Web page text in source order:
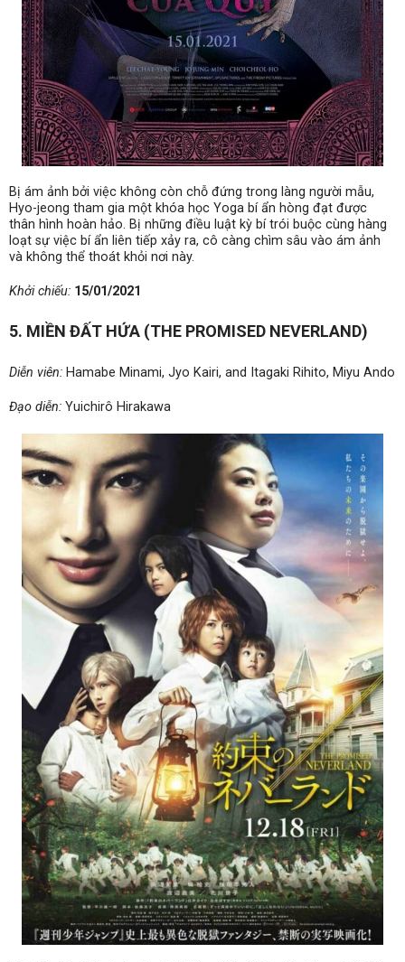
Bị ám ảnh bởi việc không còn chỗ đứng trong làng người mẫu,
Hyo-jeong tham gia một khóa học Yoga bí ẩn hòng đạt được
thân hình hoàn hảo. Bị những điều luật kỳ bí trói buộc cùng hàng
loạt sự việc bí ẩn liên tiếp xảy ra, cô càng chìm sâu vào ám ảnh
và không thể thoát khỏi nơi này.
Khởi chiếu: 15/01/2021
5. MIỀN ĐẤT HỨA (THE PROMISED NEVERLAND)
Diễn viên: Hamabe Minami, Jyo Kairi, and Itagaki Rihito, Miyu Ando
Đạo diễn: Yuichirô Hirakawa